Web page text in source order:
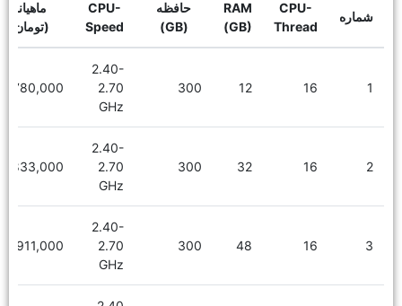
شماره
CPU-
Thread
RAM
(GB)
حافظه
(GB)
CPU-
Speed
ماهیانه
(تومان)
1
16
12
300
2.40-
2.70
GHz
780,000
2
16
32
300
2.40-
2.70
GHz
1,833,000
3
16
48
300
2.40-
2.70
GHz
1,911,000